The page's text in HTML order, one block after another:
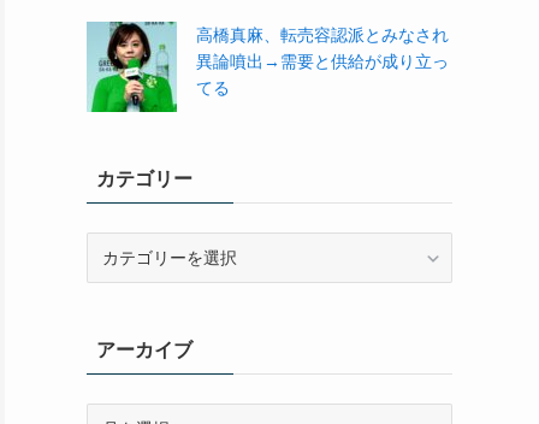
高橋真麻、転売容認派とみなされ
異論噴出→需要と供給が成り立っ
てる
カテゴリー
ーアーカイブ